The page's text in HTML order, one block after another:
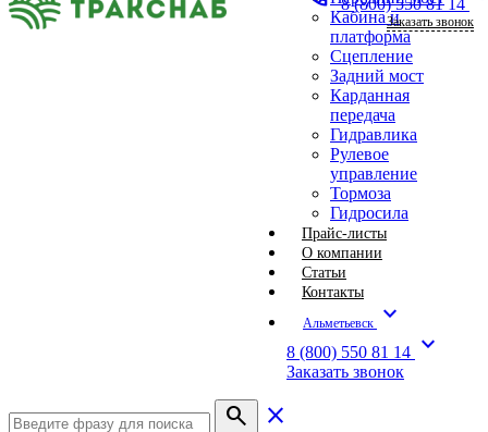
Кабина и
платформа
Сцепление
Задний мост
Карданная
передача
Гидравлика
Рулевое
управление
Тормоза
Гидросила
Прайс-листы
О компании
Статьи
Контакты
Альметьевск expand_more
8 (800) 550 81 14 expand_more
Заказать звонок
Заказать звонок
search
close